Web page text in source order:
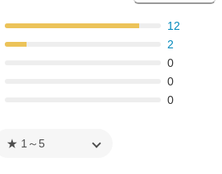
12
2
0
0
0